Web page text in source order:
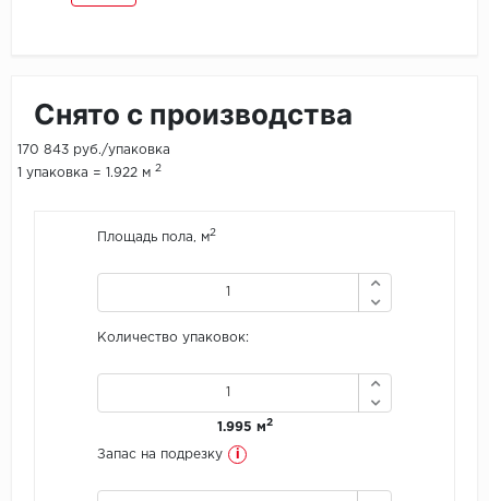
Jinan PDM
LG Decotile
Снято с производства
170 843 руб./упаковка
1 упаковка = 1.922 м 2
Площадь пола, м2
Количество упаковок:
1.995 м2
Запас на подрезку i